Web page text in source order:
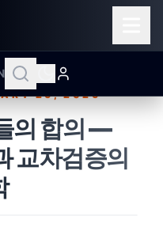
on
26, 2026
의 합의 —
교차검증의